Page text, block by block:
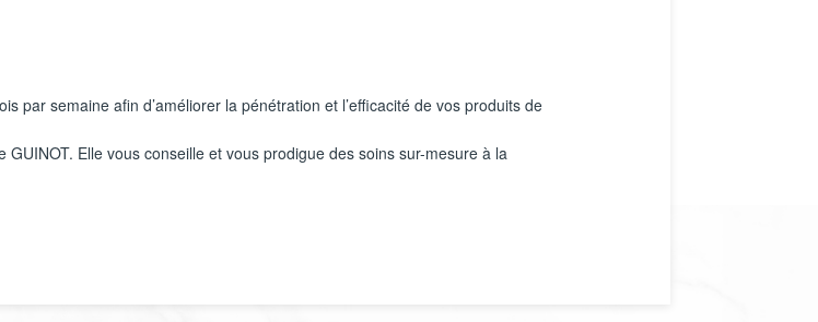
par semaine afin d’améliorer la pénétration et l’efficacité de vos produits de
Elle vous conseille et vous prodigue des soins sur-mesure à la